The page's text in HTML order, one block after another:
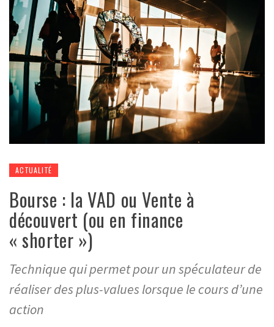
ACTUALITÉ
Bourse : la VAD ou Vente à
découvert (ou en finance
« shorter »)
Technique qui permet pour un spéculateur de
réaliser des plus-values lorsque le cours d’une
action